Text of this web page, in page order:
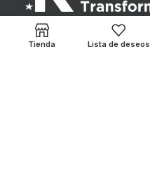
Tienda Lista de deseos